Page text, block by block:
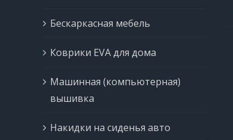
Бескаркасная мебель
Коврики EVA для дома
Машинная (компьютерная)
вышивка
Накидки на сиденья авто